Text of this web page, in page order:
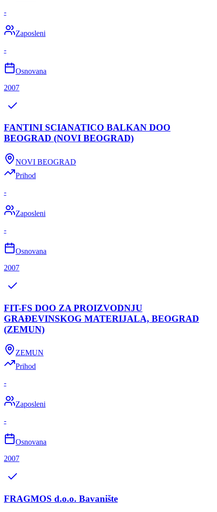
-
Zaposleni
-
Osnovana
2007
FANTINI SCIANATICO BALKAN DOO
BEOGRAD (NOVI BEOGRAD)
NOVI BEOGRAD
Prihod
-
Zaposleni
-
Osnovana
2007
FIT-FS DOO ZA PROIZVODNJU
GRAĐEVINSKOG MATERIJALA, BEOGRAD
(ZEMUN)
ZEMUN
Prihod
-
Zaposleni
-
Osnovana
2007
FRAGMOS d.o.o. Bavanište